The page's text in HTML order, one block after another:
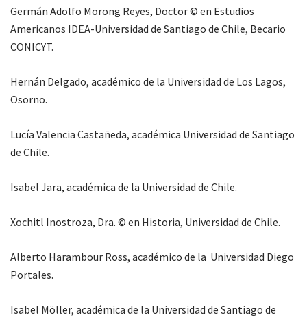
Germán Adolfo Morong Reyes, Doctor © en Estudios
Americanos IDEA-Universidad de Santiago de Chile, Becario
CONICYT.
Hernán Delgado, académico de la Universidad de Los Lagos,
Osorno.
Lucía Valencia Castañeda, académica Universidad de Santiago
de Chile.
Isabel Jara, académica de la Universidad de Chile.
Xochitl Inostroza, Dra. © en Historia, Universidad de Chile.
Alberto Harambour Ross, académico de la Universidad Diego
Portales.
Isabel Möller, académica de la Universidad de Santiago de